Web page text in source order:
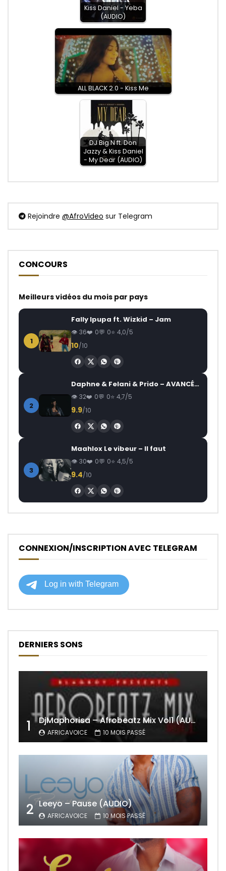
Kiss Daniel - Yeba
(AUDIO)
ALL BLACK 2.0 - Kiss Me
DJ Big N ft. Don
Jazzy & Kiss Daniel
- My Dear (AUDIO)
Rejoindre @AfroVideo sur Telegram
CONCOURS
Meilleurs vidéos du mois par pays
1
Fally Ipupa ft. Wizkid – Jam
36 0 0 4,0/5
10/10
2
Daphne & Felani & Prido – AVANCÉE (Le Pays Va Mal)
32 0 0 4,7/5
9.9/10
3
Maahlox Le vibeur – Il faut
30 0 0 4,5/5
9.4/10
CONNEXION/INSCRIPTION AVEC TELEGRAM
DERNIERS SONS
1 DjMaphorisa – Afrobeatz Mix Vol1 (AUDIO)
AFRICAVOICE 10 MOIS PASSÉ
2 Leeyo – Pause (AUDIO)
AFRICAVOICE 10 MOIS PASSÉ